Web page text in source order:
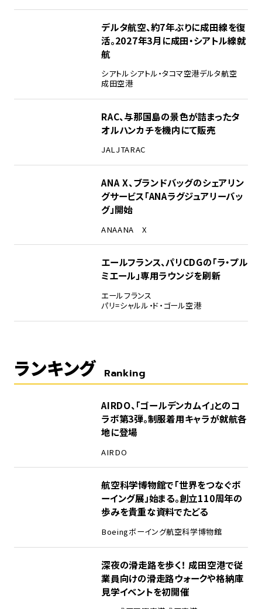
デルタ航空、約7年ぶりに成田線を復
活。2027年3月に成田・シアトル線就
航
シアトルシアトル・タコマ空港デルタ航空
成田空港
RAC、与那国島の景色が詰まったタ
オルハンカチを機内にて販売
JALJTARAC
ANA X、ブランドバッグのシェアリン
グサービス「ANAラグジュアリーバッ
グ」開始
ANAANA X
エールフランス、パリCDGの「ラ・プル
ミエール」専用ラウンジを刷新
エールフランス
パリ=シャルル・ド・ゴール空港
ランキング Ranking
AIRDO、「ゴールデンカムイ」とのコ
ラボ第3弾。制服着用キャラが就航各
地に登場
AIRDO
航空科学博物館で「世界をつなぐボ
ーイング展」始まる。創立110周年の
歩みを貴重な資料でたどる
Boeingボーイング航空科学博物館
深夜の滑走路を歩く！ 成田空港で従
業員向けの滑走路ウォークや格納庫
見学イベントを初開催